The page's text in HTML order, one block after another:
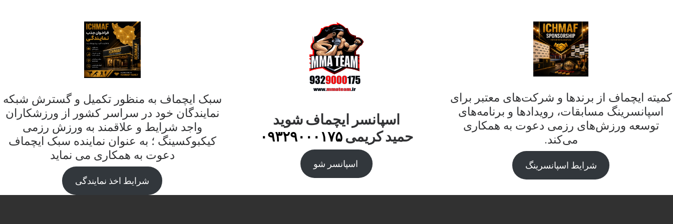
کمیته ایچماف از برندها و شرکت‌های معتبر برای
اسپانسرینگ مسابقات، رویدادها و برنامه‌های
توسعه ورزش‌های رزمی دعوت به همکاری
می‌کند.
شرایط اسپانسرینگ
اسپانسر ایچماف شوید
حمید کریمی۰۹۳۲۹۰۰۰۱۷۵
اسپانسر شو
سبک ایچماف به منظور تکمیل و گسترش شبکه
نمایندگان خود در سراسر کشور از ورزشکاران
واجد شرایط و علاقمند به ورزش رزمی
کیکبوکسینگ ؛ به عنوان نماینده سبک ایچماف
دعوت به همکاری می نماید
شرایط اخذ نمایندگی